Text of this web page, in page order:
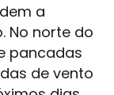
a
No norte do
pancadas
de vento